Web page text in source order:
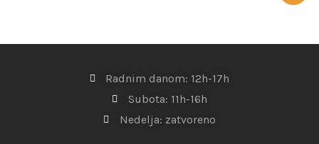
Radnim danom: 12h-17h
Subota: 11h-16h
Nedelja: zatvoreno